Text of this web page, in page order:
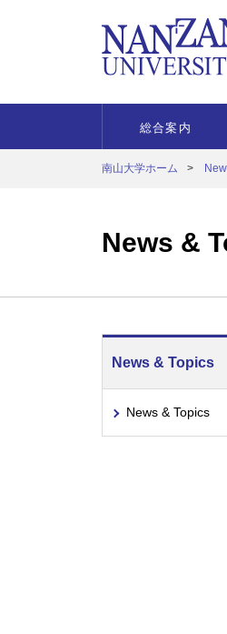
総合案内
南山大学ホーム
News &
News & Topics
News & Topics